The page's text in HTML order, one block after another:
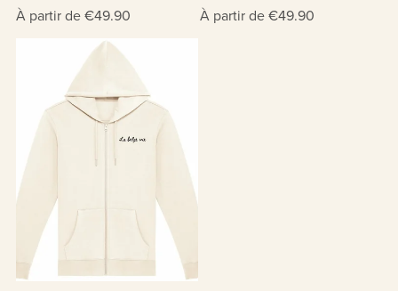
À partir de €49.90
À partir de €49.90